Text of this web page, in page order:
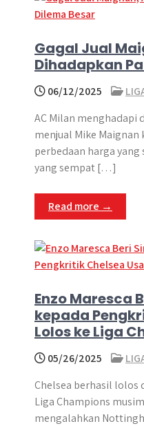
Gagal Jual
Dihadapkan
06/12/2025
AC Milan menghadapi
menjual Mike Maignan
perbedaan harga
yang sempat […]
Read more →
Enzo Maresca
kepada
Lolos ke Liga
05/26/2025
Chelsea berhasil lolos
Liga Champions
mengalahkan